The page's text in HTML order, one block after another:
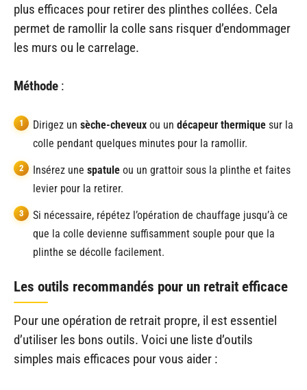
plus efficaces pour retirer des plinthes collées. Cela
permet de ramollir la colle sans risquer d’endommager
les murs ou le carrelage.
Méthode :
Dirigez un sèche-cheveux ou un décapeur thermique sur la
colle pendant quelques minutes pour la ramollir.
Insérez une spatule ou un grattoir sous la plinthe et faites
levier pour la retirer.
Si nécessaire, répétez l’opération de chauffage jusqu’à ce
que la colle devienne suffisamment souple pour que la
plinthe se décolle facilement.
Les outils recommandés pour un retrait efficace
Pour une opération de retrait propre, il est essentiel
d’utiliser les bons outils. Voici une liste d’outils
simples mais efficaces pour vous aider :